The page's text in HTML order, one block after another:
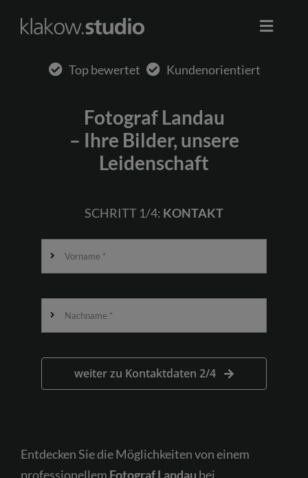
Toggle
Start
Werbung
Business
Kostenfreie Erstberatung
Top bewertet Kundenorientiert
Fotograf Landau
– Ihre Bilder, unsere
Leidenschaft
SCHRITT 1/4: KONTAKT
weiter zu Kontaktdaten 2/4
Entdecken Sie die Möglichkeiten von einem
professionellem Fotograf Landau bei